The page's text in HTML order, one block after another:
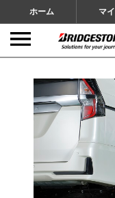
ホーム マ